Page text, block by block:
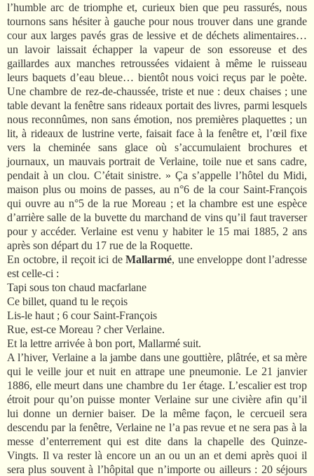
l’humble arc de triomphe et, curieux bien que peu rassurés, nous
tournons sans hésiter à gauche pour nous trouver dans une grande
cour aux larges pavés gras de lessive et de déchets alimentaires…
un lavoir laissait échapper la vapeur de son essoreuse et des
gaillardes aux manches retroussées vidaient à même le ruisseau
leurs baquets d’eau bleue… bientôt nous voici reçus par le poète.
Une chambre de rez-de-chaussée, triste et nue : deux chaises ; une
table devant la fenêtre sans rideaux portait des livres, parmi lesquels
nous reconnûmes, non sans émotion, nos premières plaquettes ; un
lit, à rideaux de lustrine verte, faisait face à la fenêtre et, l’œil fixe
vers la cheminée sans glace où s’accumulaient brochures et
journaux, un mauvais portrait de Verlaine, toile nue et sans cadre,
pendait à un clou. C’était sinistre. » Ça s’appelle l’hôtel du Midi,
maison plus ou moins de passes, au n°6 de la cour Saint-François
qui ouvre au n°5 de la rue Moreau ; et la chambre est une espèce
d’arrière salle de la buvette du marchand de vins qu’il faut traverser
pour y accéder. Verlaine est venu y habiter le 15 mai 1885, 2 ans
après son départ du 17 rue de la Roquette.
En octobre, il reçoit ici de Mallarmé, une enveloppe dont l’adresse
est celle-ci :
Tapi sous ton chaud macfarlane
Ce billet, quand tu le reçois
Lis-le haut ; 6 cour Saint-François
Rue, est-ce Moreau ? cher Verlaine.
Et la lettre arrivée à bon port, Mallarmé suit.
A l’hiver, Verlaine a la jambe dans une gouttière, plâtrée, et sa mère
qui le veille jour et nuit en attrape une pneumonie. Le 21 janvier
1886, elle meurt dans une chambre du 1er étage. L’escalier est trop
étroit pour qu’on puisse monter Verlaine sur une civière afin qu’il
lui donne un dernier baiser. De la même façon, le cercueil sera
descendu par la fenêtre, Verlaine ne l’a pas revue et ne sera pas à la
messe d’enterrement qui est dite dans la chapelle des Quinze-
Vingts. Il va rester là encore un an ou un an et demi après quoi il
sera plus souvent à l’hôpital que n’importe ou ailleurs : 20 séjours